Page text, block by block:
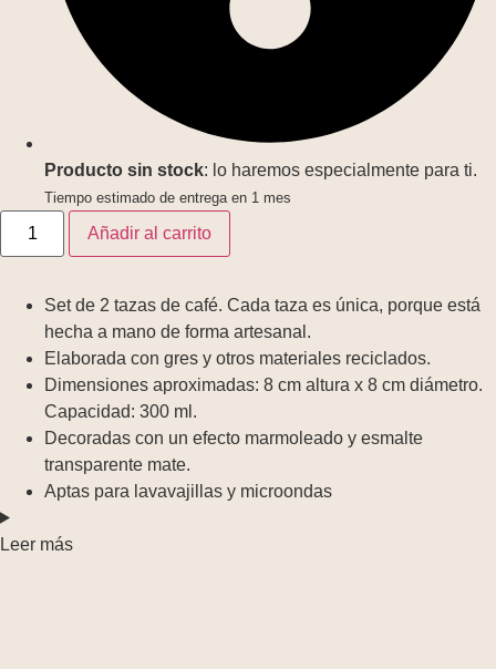
Producto sin stock: lo haremos especialmente para ti.
Tiempo estimado de entrega en 1 mes
Añadir al carrito
Set de 2 tazas de café. Cada taza es única, porque está
hecha a mano de forma artesanal.
Elaborada con gres y otros materiales reciclados.
Dimensiones aproximadas: 8 cm altura x 8 cm diámetro.
Capacidad: 300 ml.
Decoradas con un efecto marmoleado y esmalte
transparente mate.
Aptas para lavavajillas y microondas
Leer más